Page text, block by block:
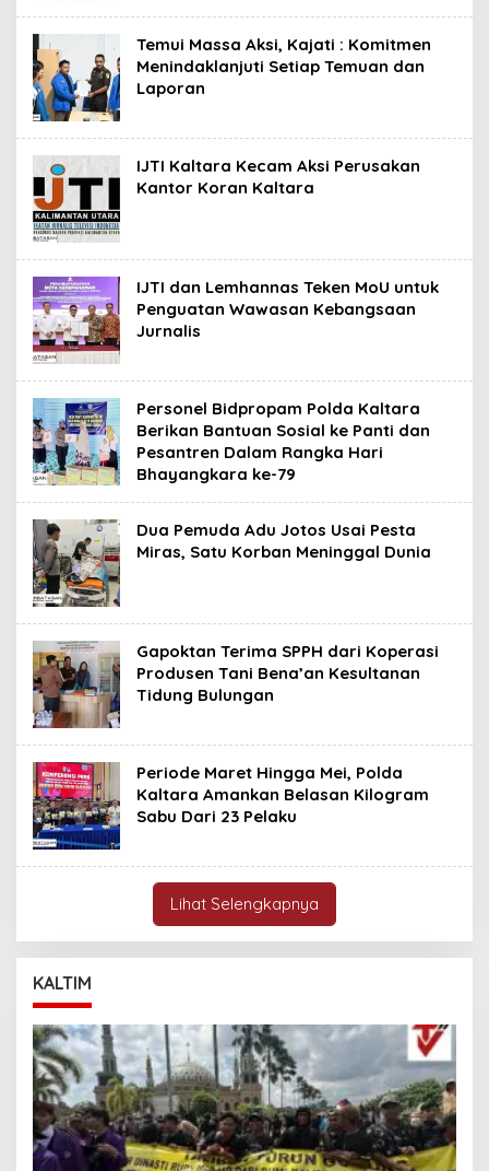
Temui Massa Aksi, Kajati : Komitmen
Menindaklanjuti Setiap Temuan dan
Laporan
IJTI Kaltara Kecam Aksi Perusakan
Kantor Koran Kaltara
IJTI dan Lemhannas Teken MoU untuk
Penguatan Wawasan Kebangsaan
Jurnalis
Personel Bidpropam Polda Kaltara
Berikan Bantuan Sosial ke Panti dan
Pesantren Dalam Rangka Hari
Bhayangkara ke-79
Dua Pemuda Adu Jotos Usai Pesta
Miras, Satu Korban Meninggal Dunia
Gapoktan Terima SPPH dari Koperasi
Produsen Tani Bena’an Kesultanan
Tidung Bulungan
Periode Maret Hingga Mei, Polda
Kaltara Amankan Belasan Kilogram
Sabu Dari 23 Pelaku
Lihat Selengkapnya
KALTIM